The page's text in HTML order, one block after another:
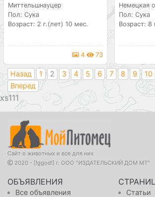
Миттельшнауцер
Пол: Сука
Возраст: 2 г.(лет) 10 мес.
4 73
Немецкая
Пол: Сука
Возраст: 8
Назад 1 2 3 4 5 6 7 8 9 10
Вперед
111
Сайт о животных и все для них
2020 - [!ggod!] г. ООО "ИЗДАТЕЛЬСКИЙ ДОМ МТ"
ОБЪЯВЛЕНИЯ
Все объявления Статьи